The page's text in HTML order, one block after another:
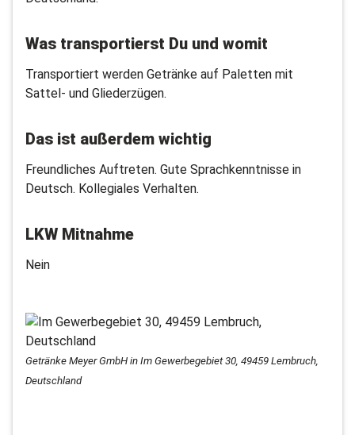
Was transportierst Du und womit
Transportiert werden Getränke auf Paletten mit
Sattel- und Gliederzügen.
Das ist außerdem wichtig
Freundliches Auftreten. Gute Sprachkenntnisse in
Deutsch. Kollegiales Verhalten.
LKW Mitnahme
Nein
Getränke Meyer GmbH in Im Gewerbegebiet 30, 49459 Lembruch,
Deutschland